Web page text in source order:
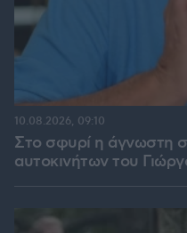
Στο σφυρί η άγνωστη
αυτοκινήτων του
10.08.2026, 09:10